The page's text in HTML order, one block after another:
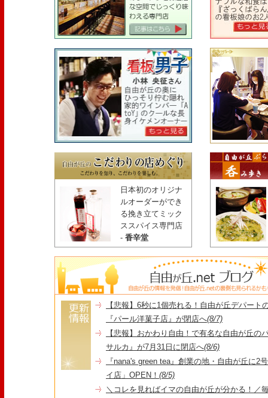
日本初のオリジナ
ルオーダーができ
る挽き立てミック
ススパイス専門店
- 香辛堂
【悲報】6秒に1個売れる！自由が丘デパート
『パール洋菓子店』が閉店へ(8/7)
【悲報】おかわり自由！で有名な自由が丘の
サルカ』が7月31日に閉店へ(8/6)
『nana's green tea』創業の地・自由が丘に2
イ店」OPEN！ (8/5)
＼コレを見ればイマの自由が丘が分かる！／